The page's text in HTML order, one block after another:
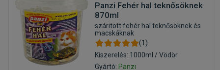
Panzi Fehér hal teknősöknek
870ml
száritott fehér hal teknősöknek és
macskáknak
(1)
Kiszerelés: 1000ml / Vödör
Gyártó: Panzi